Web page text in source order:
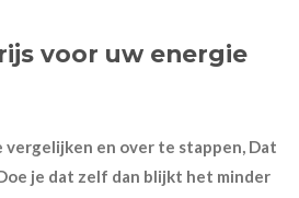
voor uw energie
vergelijken en over te stappen, Dat
je dat zelf dan blijkt het minder